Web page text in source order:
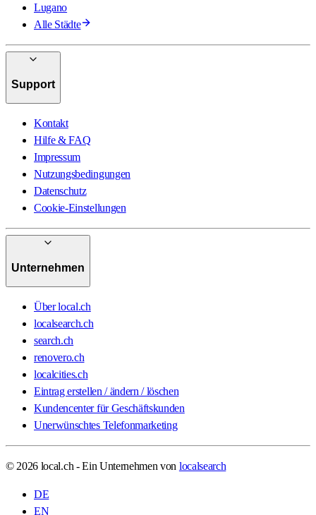
Lugano
Alle Städte
Support
Kontakt
Hilfe & FAQ
Impressum
Nutzungsbedingungen
Datenschutz
Cookie-Einstellungen
Unternehmen
Über local.ch
localsearch.ch
search.ch
renovero.ch
localcities.ch
Eintrag erstellen / ändern / löschen
Kundencenter für Geschäftskunden
Unerwünschtes Telefonmarketing
© 2026 local.ch - Ein Unternehmen von localsearch
DE
EN